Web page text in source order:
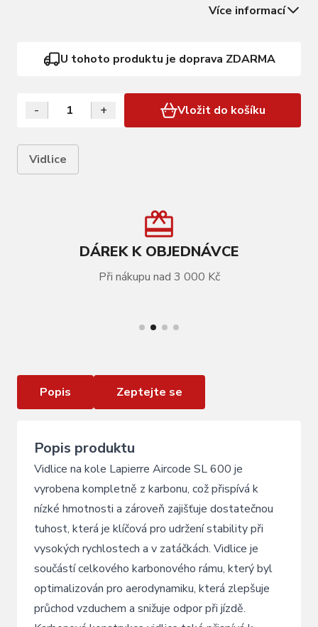
Vidlice je součástí celkového karbonového rámu, který
Více informací
U tohoto produktu je doprava ZDARMA
- + Vložit do košíku
Vidlice
DÁREK K OBJEDNÁVCE
Při nákupu nad 3 000 Kč
Popis Zeptejte se
Popis produktu
Vidlice na kole Lapierre Aircode SL 600 je
vyrobena kompletně z karbonu, což přispívá k
nízké hmotnosti a zároveň zajišťuje dostatečnou
tuhost, která je klíčová pro udržení stability při
vysokých rychlostech a v zatáčkách. Vidlice je
součástí celkového karbonového rámu, který byl
optimalizován pro aerodynamiku, která zlepšuje
průchod vzduchem a snižuje odpor při jízdě.